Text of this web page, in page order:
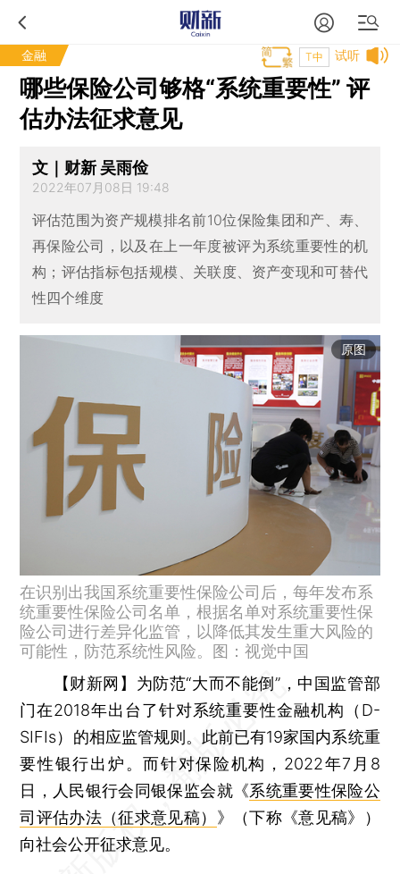
金融 试听
T中
哪些保险公司够格“系统重要性” 评
估办法征求意见
文｜财新 吴雨俭
2022年07月08日 19:48
评估范围为资产规模排名前10位保险集团和产、寿、
再保险公司，以及在上一年度被评为系统重要性的机
构；评估指标包括规模、关联度、资产变现和可替代
性四个维度
原图
在识别出我国系统重要性保险公司后，每年发布系
统重要性保险公司名单，根据名单对系统重要性保
险公司进行差异化监管，以降低其发生重大风险的
可能性，防范系统性风险。图：视觉中国
【财新网】 为防范“大而不能倒”，中国监管部
门在2018年出台了针对系统重要性金融机构（D-
SIFIs）的相应监管规则。此前已有19家国内系统重
要性银行出炉。而针对保险机构，2022年7月8
日，人民银行会同银保监会就《系统重要性保险公
司评估办法（征求意见稿） 》（下称《意见稿》）
向社会公开征求意见。